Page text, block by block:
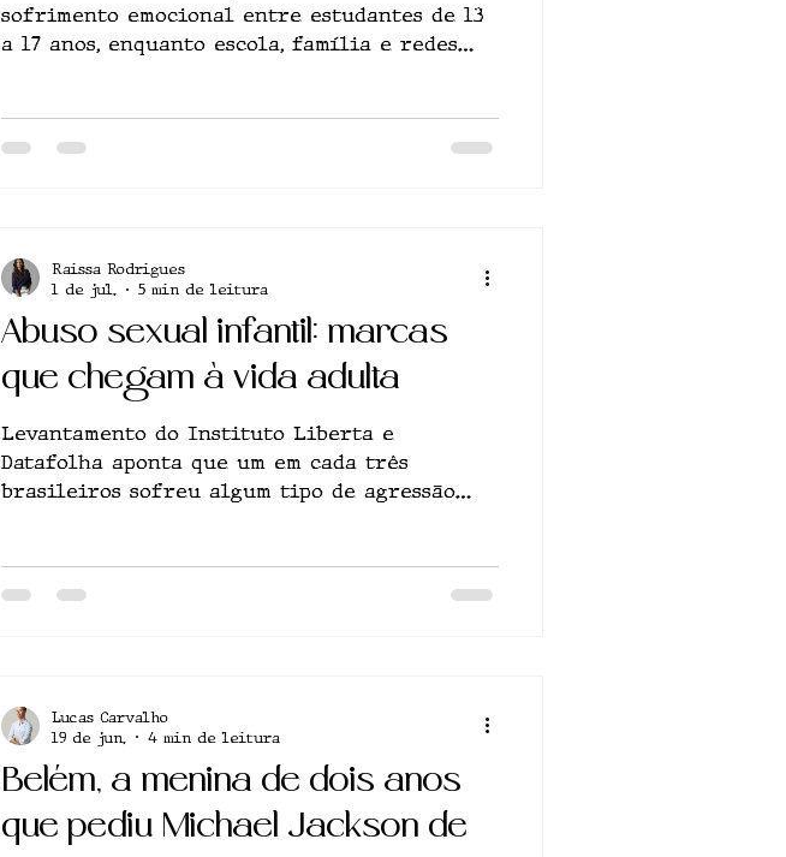
sofrimento emocional entre estudantes de 13
a 17 anos, enquanto escola, família e redes
Abuso sexual infantil: marcas
que chegam à vida adulta
Levantamento do Instituto Liberta e
Datafolha aponta que um em cada três
brasileiros sofreu algum tipo de agressão
Raissa Rodrigues
1 de jul.
5 min de leitura
Belém, a menina de dois anos
que pediu Michael Jackson de
Lucas Carvalho
19 de jun.
4 min de leitura